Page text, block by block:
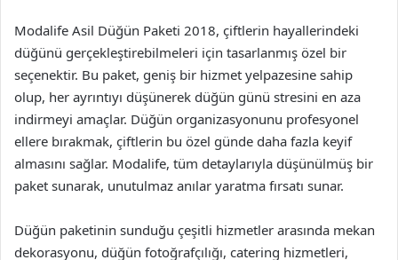
Modalife Asil Düğün Paketi 2018, çiftlerin hayallerindeki
düğünü gerçekleştirebilmeleri için tasarlanmış özel bir
seçenektir. Bu paket, geniş bir hizmet yelpazesine sahip
olup, her ayrıntıyı düşünerek düğün günü stresini en aza
indirmeyi amaçlar. Düğün organizasyonunu profesyonel
ellere bırakmak, çiftlerin bu özel günde daha fazla keyif
almasını sağlar. Modalife, tüm detaylarıyla düşünülmüş bir
paket sunarak, unutulmaz anılar yaratma fırsatı sunar.
Düğün paketinin sunduğu çeşitli hizmetler arasında mekan
dekorasyonu, düğün fotoğrafçılığı, catering hizmetleri,